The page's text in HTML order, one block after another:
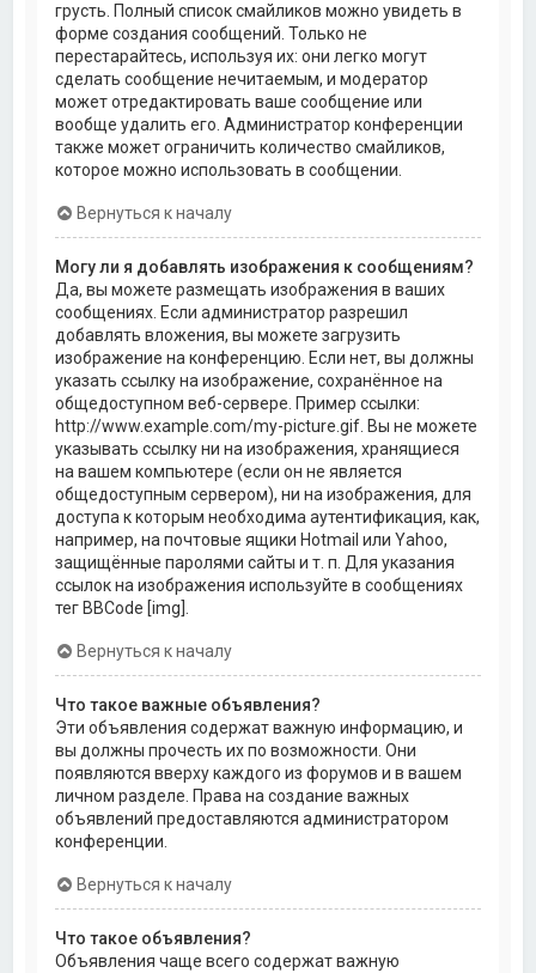
грусть. Полный список смайликов можно увидеть в
форме создания сообщений. Только не
перестарайтесь, используя их: они легко могут
сделать сообщение нечитаемым, и модератор
может отредактировать ваше сообщение или
вообще удалить его. Администратор конференции
также может ограничить количество смайликов,
которое можно использовать в сообщении.
Вернуться к началу
Могу ли я добавлять изображения к сообщениям?
Да, вы можете размещать изображения в ваших
сообщениях. Если администратор разрешил
добавлять вложения, вы можете загрузить
изображение на конференцию. Если нет, вы должны
указать ссылку на изображение, сохранённое на
общедоступном веб-сервере. Пример ссылки:
http://www.example.com/my-picture.gif. Вы не можете
указывать ссылку ни на изображения, хранящиеся
на вашем компьютере (если он не является
общедоступным сервером), ни на изображения, для
доступа к которым необходима аутентификация, как,
например, на почтовые ящики Hotmail или Yahoo,
защищённые паролями сайты и т. п. Для указания
ссылок на изображения используйте в сообщениях
тег BBCode [img].
Вернуться к началу
Что такое важные объявления?
Эти объявления содержат важную информацию, и
вы должны прочесть их по возможности. Они
появляются вверху каждого из форумов и в вашем
личном разделе. Права на создание важных
объявлений предоставляются администратором
конференции.
Вернуться к началу
Что такое объявления?
Объявления чаще всего содержат важную